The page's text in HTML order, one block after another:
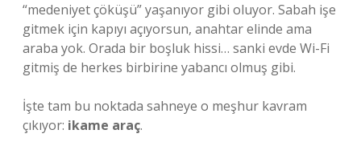
“medeniyet çöküşü” yaşanıyor gibi oluyor. Sabah işe
gitmek için kapıyı açıyorsun, anahtar elinde ama
araba yok. Orada bir boşluk hissi… sanki evde Wi-Fi
gitmiş de herkes birbirine yabancı olmuş gibi.
İşte tam bu noktada sahneye o meşhur kavram
çıkıyor: ikame araç.